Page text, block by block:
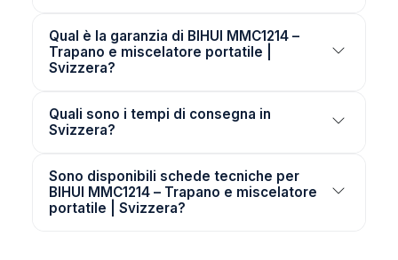
Qual è la garanzia di BIHUI MMC1214 –
Trapano e miscelatore portatile |
Svizzera?
Quali sono i tempi di consegna in
Svizzera?
Sono disponibili schede tecniche per
BIHUI MMC1214 – Trapano e miscelatore
portatile | Svizzera?